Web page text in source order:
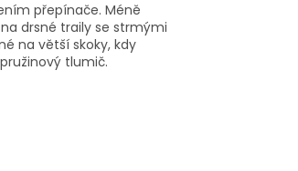
přepínače. Méně
drsné traily se strmými
na větší skoky, kdy
tlumič.